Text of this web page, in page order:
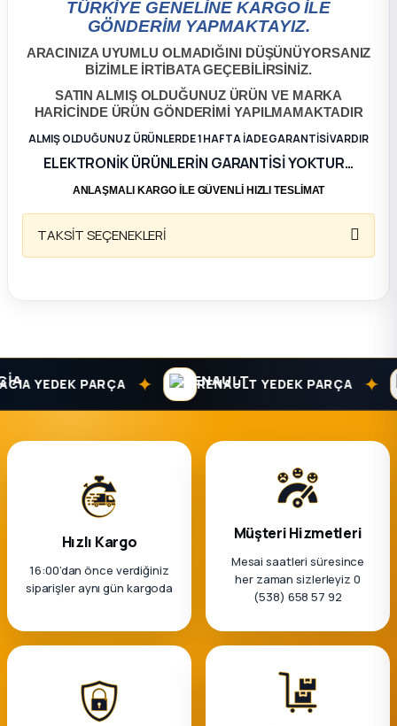
Parça
TÜRKİYE GENELİNE KARGO İLE
GÖNDERİM YAPMAKTAYIZ.
ARACINIZA UYUMLU OLMADIĞINI DÜŞÜNÜYORSANIZ
BİZİMLE İRTİBATA GEÇEBİLİRSİNİZ.
SATIN ALMIŞ OLDUĞUNUZ ÜRÜN VE MARKA
HARİCİNDE ÜRÜN GÖNDERİMİ YAPILMAMAKTADIR
ALMIŞ OLDUĞUNUZ ÜRÜNLERDE 1 HAFTA İADE GARANTİSİ VARDIR
ELEKTRONİK ÜRÜNLERİN GARANTİSİ YOKTUR…
ANLAŞMALI KARGO İLE GÜVENLİ HIZLI TESLİMAT
TAKSİT SEÇENEKLERİ
YEDEK PARÇA ✦ RENAULT YEDEK PARÇA ✦
Hızlı Kargo
16:00’dan önce verdiğiniz
siparişler aynı gün kargoda
Müşteri Hizmetleri
Mesai saatleri süresince
her zaman sizlerleyiz 0
(538) 658 57 92